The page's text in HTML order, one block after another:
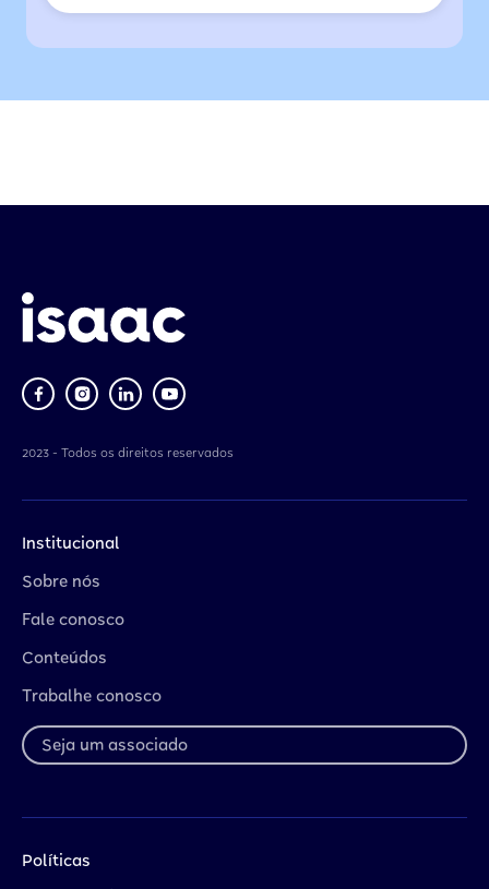
2023 - Todos os direitos reservados
Institucional
Sobre nós
Fale conosco
Conteúdos
Trabalhe conosco
Seja um associado
Políticas